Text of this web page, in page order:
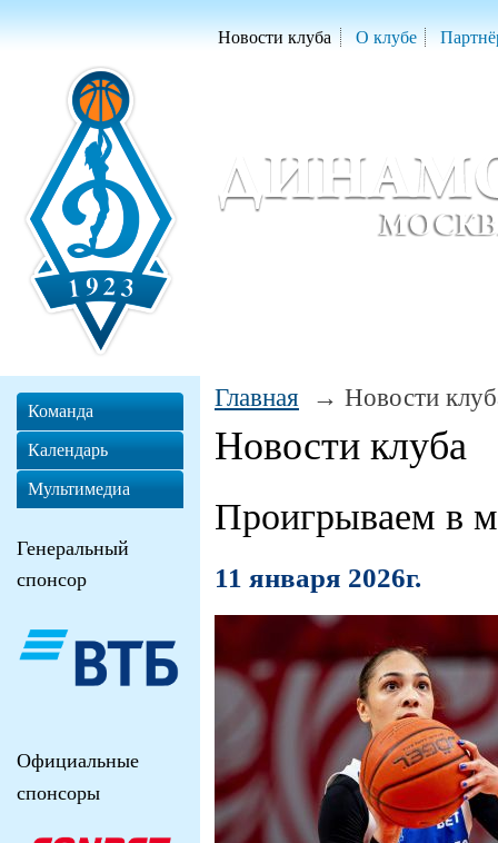
Новости клуба О клубе
Главная Новости
Новости клуба
Проигрываем в
11 января 2026г.
Команда
Календарь
Мультимедиа
Генеральный
спонсор
Официальные
спонсоры